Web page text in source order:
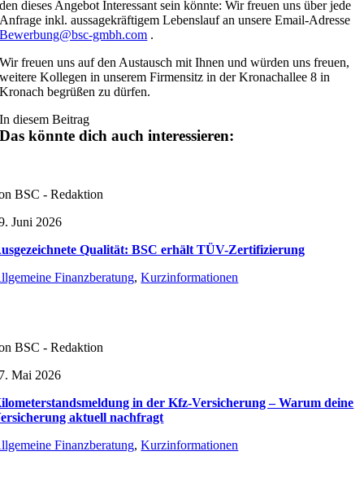
den dieses Angebot Interessant sein könnte: Wir freuen uns über jede
Anfrage inkl. aussagekräftigem Lebenslauf an unsere Email-Adresse
Bewerbung@bsc-gmbh.com .
Wir freuen uns auf den Austausch mit Ihnen und würden uns freuen,
weitere Kollegen in unserem Firmensitz in der Kronachallee 8 in
Kronach begrüßen zu dürfen.
In diesem Beitrag
Das könnte dich auch interessieren:
BSC - Redaktion
Juni 2026
Qualität: BSC erhält TÜV-Zertifizierung
Finanzberatung,Kurzinformationen
BSC - Redaktion
Mai 2026
in der Kfz-Versicherung – Warum deine
aktuell nachfragt
Finanzberatung,Kurzinformationen